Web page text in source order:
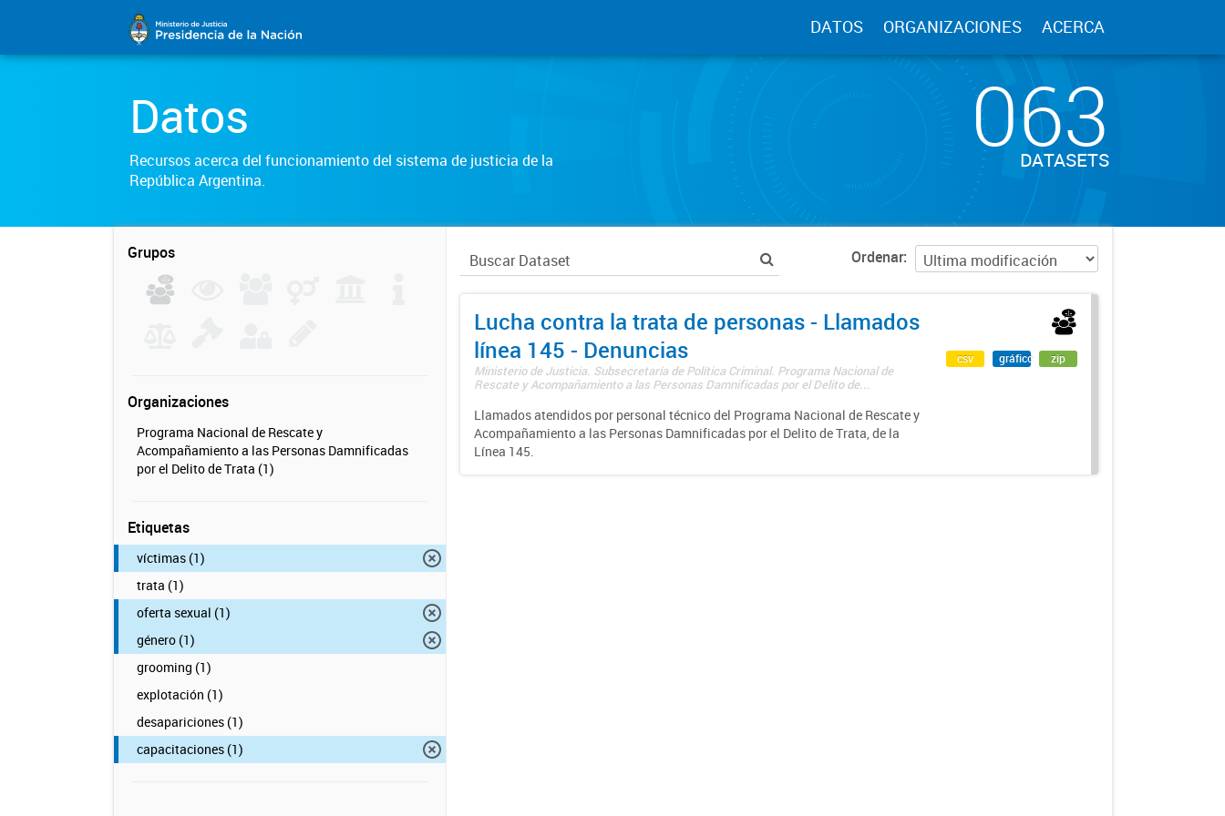
DATOS ORGANIZACIONES ACERCA
Datos
Recursos acerca del funcionamiento del sistema de justicia de la
República Argentina.
063
DATASETS
Grupos
Organizaciones
Programa Nacional de Rescate y
Acompañamiento a las Personas Damnificadas
por el Delito de Trata (1)
Etiquetas
víctimas (1)
trata (1)
oferta sexual (1)
género (1)
grooming (1)
explotación (1)
desapariciones (1)
capacitaciones (1)
Ordenar
Lucha contra la trata de personas - Llamados
línea 145 - Denuncias
Ministerio de Justicia. Subsecretaría de Política Criminal. Programa Nacional de
Rescate y Acompañamiento a las Personas Damnificadas por el Delito de...
Llamados atendidos por personal técnico del Programa Nacional de Rescate y
Acompañamiento a las Personas Damnificadas por el Delito de Trata, de la
Línea 145.
csv gráfico zip